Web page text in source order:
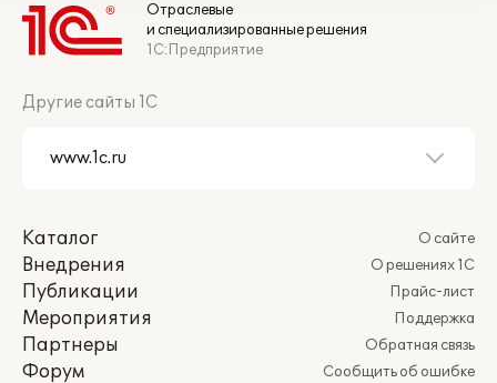
Отраслевые
и специализированные решения
1С:Предприятие
Другие сайты 1С
Каталог
Внедрения
Публикации
Мероприятия
Партнеры
Форум
О сайте
О решениях 1С
Прайс-лист
Поддержка
Обратная связь
Сообщить об ошибке